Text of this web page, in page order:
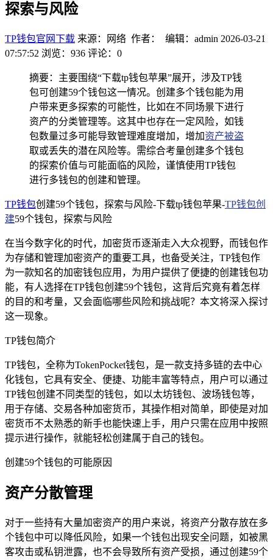
探索与风险
TP钱包官网下载 来源：网络 作者： 编辑：admin 2026-03-21
07:57:52 浏览：936 评论：0
摘要：主要围绕“下载tp钱包苹果”展开，涉及TP钱
包可创建59个钱包这一情况。创建多个钱包能为用
户带来更多探索的可能性，比如在不同场景下进行
资产的分类管理等。这其中也存在一定风险，如钱
包数量过多可能导致管理难度增加，增加资产被盗
取或丢失的潜在风险等。需综合考量创建多个钱包
的探索价值与可能面临的风险，谨慎使用TP钱包
进行多钱包的创建和管理。
TP钱包创建59个钱包，探索与风险-下载tp钱包苹果-TP钱包创
建59个钱包，探索与风险
在当今数字化的时代，加密货币逐渐走入大众视野，而钱包作
为存储和管理加密资产的重要工具，也备受关注，TP钱包作
为一款知名的加密钱包应用，为用户提供了便捷的创建钱包功
能，有人选择在TP钱包创建59个钱包，这背后究竟有着怎样
的目的和考量，又会面临哪些风险和挑战呢？本文将深入探讨
这一现象。
TP钱包简介
TP钱包，全称为TokenPocket钱包，是一款支持多链的去中心
化钱包，它具有安全、便捷、功能丰富等特点，用户可以通过
TP钱包创建不同类型的钱包，如以太坊钱包、波场钱包等，
用于存储、交易各种加密货币，其操作相对简单，即使是对加
密货币不太熟悉的新手也能快速上手，用户只需在应用中按照
提示进行操作，就能轻松创建属于自己的钱包。
创建59个钱包的可能原因
资产分散管理
对于一些持有大量加密资产的用户来说，将资产分散存放在多
个钱包中可以降低风险，如果一个钱包出现安全问题，如被黑
客攻击或私钥泄露，也不会导致所有资产受损，通过创建59个